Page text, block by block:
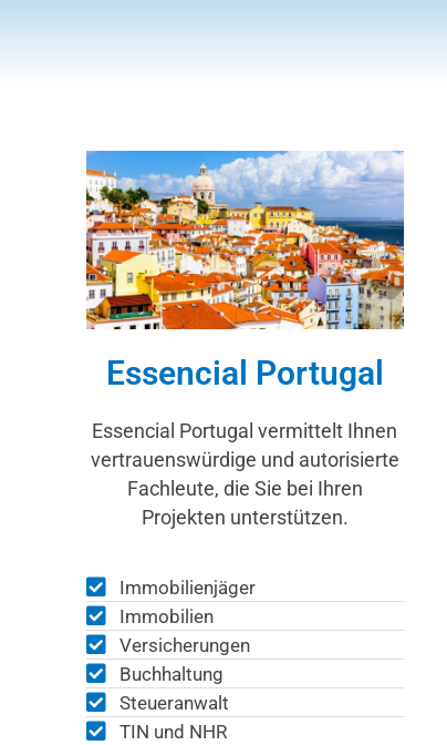
Essencial Portugal
Essencial Portugal vermittelt Ihnen
vertrauenswürdige und autorisierte
Fachleute, die Sie bei Ihren
Projekten unterstützen.
Immobilienjäger
Immobilien
Versicherungen
Buchhaltung
Steueranwalt
TIN und NHR